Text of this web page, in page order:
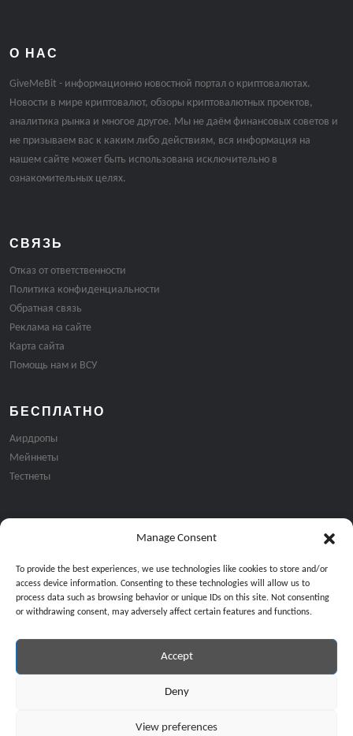
Manage Consent
To provide the best experiences, we use technologies like cookies to store and/or
access device information. Consenting to these technologies will allow us to
process data such as browsing behavior or unique IDs on this site. Not consenting
or withdrawing consent, may adversely affect certain features and functions.
Accept
Deny
View preferences
О НАС
GiveMeBit - информационно новостной портал о криптовалютах.
Новости в мире криптовалют, обзоры криптовалютных проектов,
аналитика рынка и многое другое. Мы не даём финансовых советов и
не призываем вас к каким либо действиям, вся информация на
нашем сайте может быть использована исключительно в
ознакомительных целях.
СВЯЗЬ
Отказ от ответственности
Политика конфиденциальности
Обратная связь
Реклама на сайте
Карта сайта
Помощь нам и ВСУ
БЕСПЛАТНО
Аирдропы
Мейннеты
Тестнеты
Подписка на email рассылку:
Продолжая, вы соглашаетесь с нашей политикой
Copyright © 2024 All Rights Reserved by